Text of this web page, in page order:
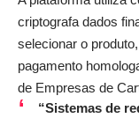
criptografa dados
selecionar o
pagamento
de Empresas de
“Sistemas de